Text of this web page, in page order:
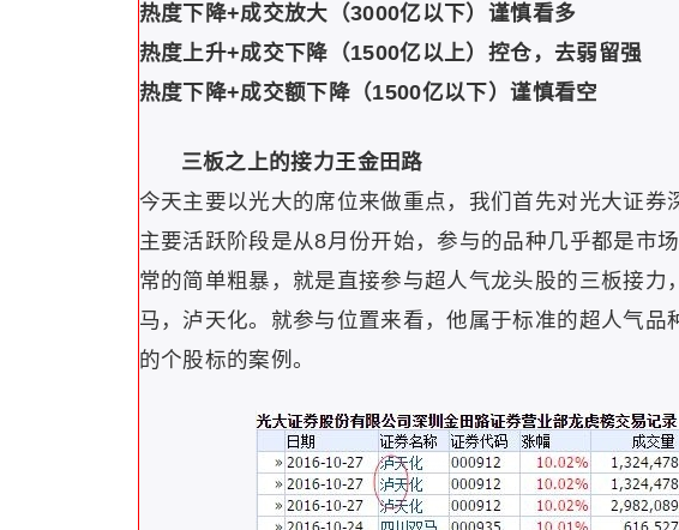
热度下降+成交放大（3000亿以下）谨慎看多
热度上升+成交下降（1500亿以上）控仓，去弱留强
热度下降+成交额下降（1500亿以下）谨慎看空
三板之上的接力王金田路
今天主要以光大的席位来做重点，我们首先对光大证
主要活跃阶段是从8月份开始，参与的品种几乎都是市
常的简单粗暴，就是直接参与超人气龙头股的三板接
马，泸天化。就参与位置来看，他属于标准的超人气
的个股标的案例。